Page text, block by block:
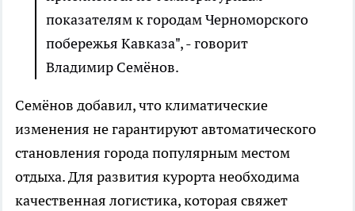
показателям к городам Черноморского
побережья Кавказа", - говорит
Владимир Семёнов.
Семёнов добавил, что климатические
изменения не гарантируют автоматического
становления города популярным местом
отдыха. Для развития курорта необходима
качественная логистика, которая свяжет